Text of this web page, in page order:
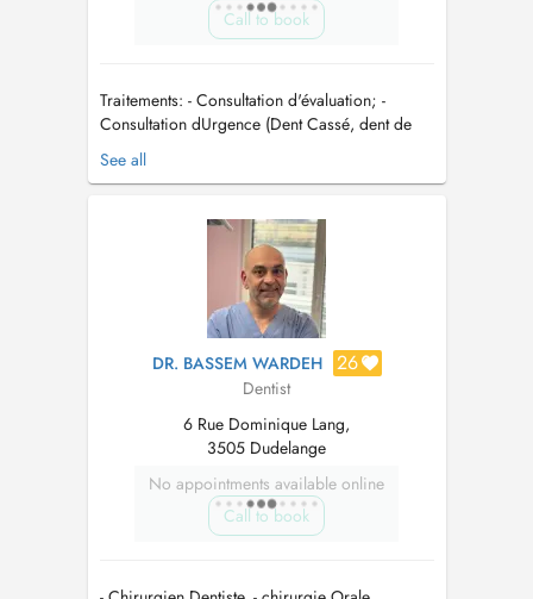
Call to book
Traitements: - Consultation d'évaluation; -
Consultation dUrgence (Dent Cassé, dent de
sagesse, Douleur, drainage des abcès, collage
des dents et la cimentation des couronnes).
Dentisterie: - Dentisterie et dentisterie
esthétique; - Traitements ...
See all
DR. BASSEM WARDEH 26
Dentist
6 Rue Dominique Lang,
3505 Dudelange
No appointments available online
Call to book